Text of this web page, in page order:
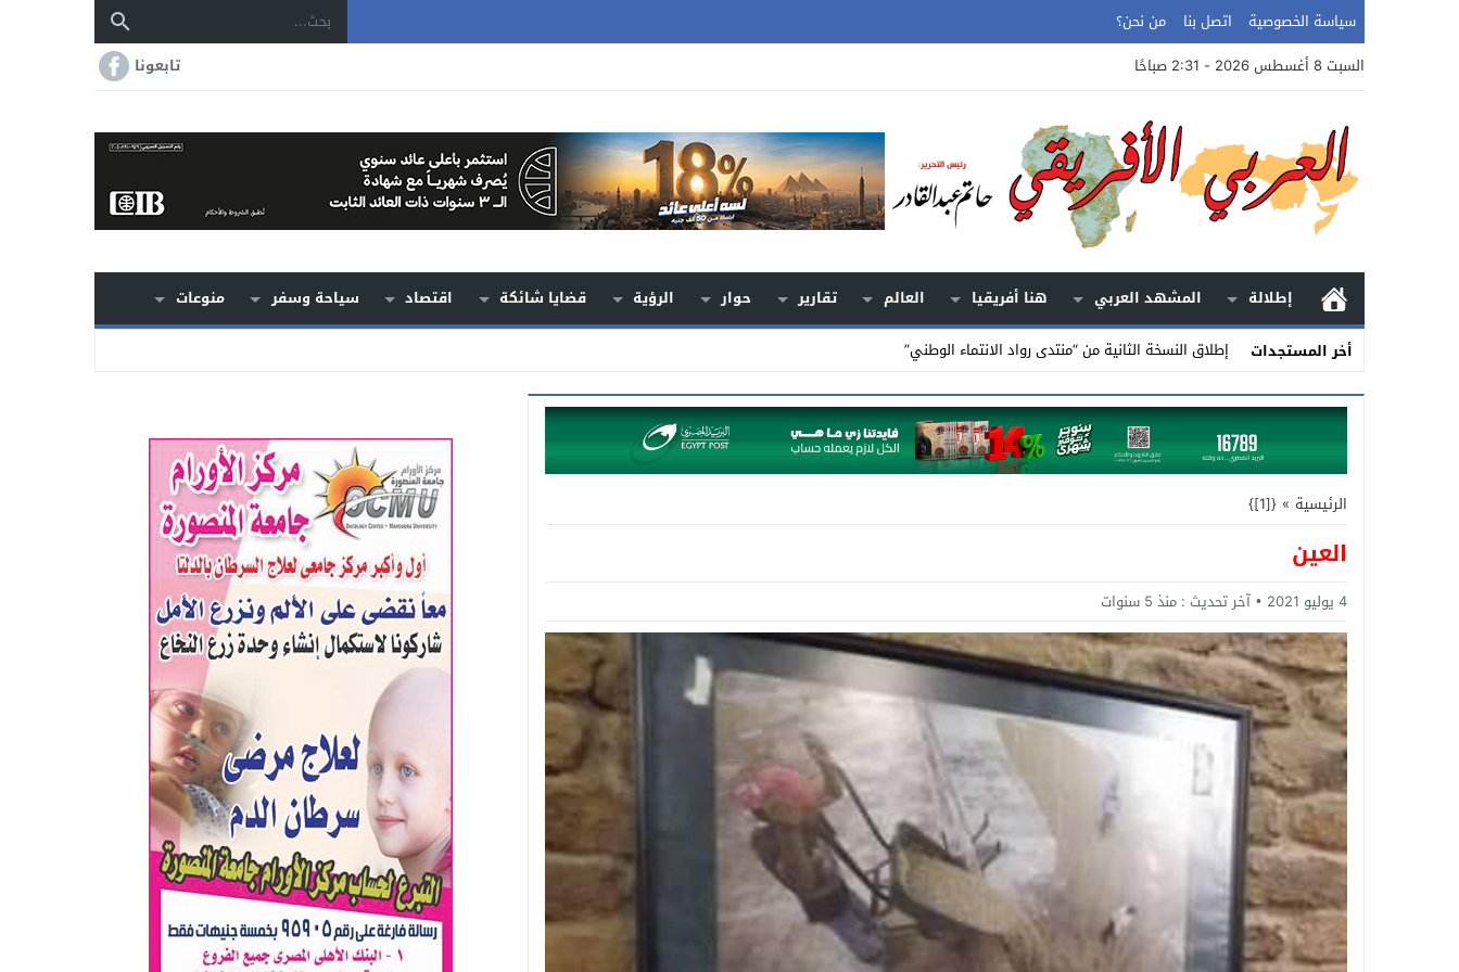
سياسة الخصوصية اتصل بنا
من نحن؟
السبت 8 أغسطس 2026 - 2:31 صباحًا
تابعونا
إطلالة المشهد العربي هنا أفريقيا العالم تقارير حوار الرؤية قضايا شائكة اقتصاد سياحة وسفر
منوعات
أخر المستجدات
إطلاق النسخة الثانية من “منتدى رواد الانتماء الوطني”
Stop
Previous
Next
الرئيسية »
{[1]}
العين
4 يوليو 2021 آخر تحديث : منذ 5 سنوات